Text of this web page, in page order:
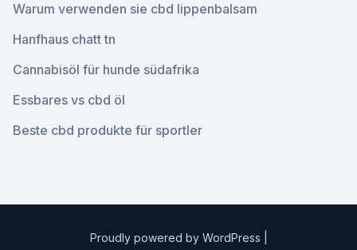
Warum verwenden sie cbd lippenbalsam
Hanfhaus chatt tn
Cannabisöl für hunde südafrika
Essbares vs cbd öl
Beste cbd produkte für sportler
Proudly powered by WordPress